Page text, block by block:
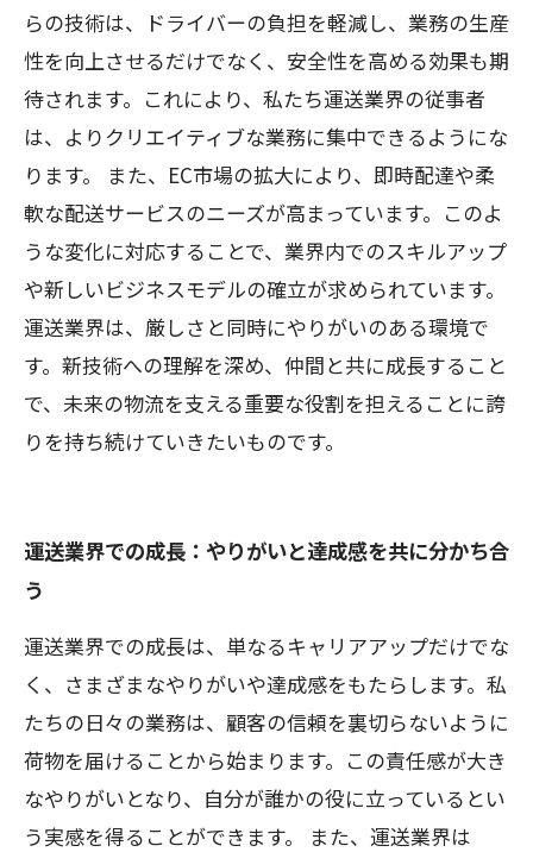
らの技術は、ドライバーの負担を軽減し、業務の生産
性を向上させるだけでなく、安全性を高める効果も期
待されます。これにより、私たち運送業界の従事者
は、よりクリエイティブな業務に集中できるようにな
ります。 また、EC市場の拡大により、即時配達や柔
軟な配送サービスのニーズが高まっています。このよ
うな変化に対応することで、業界内でのスキルアップ
や新しいビジネスモデルの確立が求められています。
運送業界は、厳しさと同時にやりがいのある環境で
す。新技術への理解を深め、仲間と共に成長すること
で、未来の物流を支える重要な役割を担えることに誇
りを持ち続けていきたいものです。
運送業界での成長：やりがいと達成感を共に分かち合
う
運送業界での成長は、単なるキャリアアップだけでな
く、さまざまなやりがいや達成感をもたらします。私
たちの日々の業務は、顧客の信頼を裏切らないように
荷物を届けることから始まります。この責任感が大き
なやりがいとなり、自分が誰かの役に立っているとい
う実感を得ることができます。 また、運送業界は